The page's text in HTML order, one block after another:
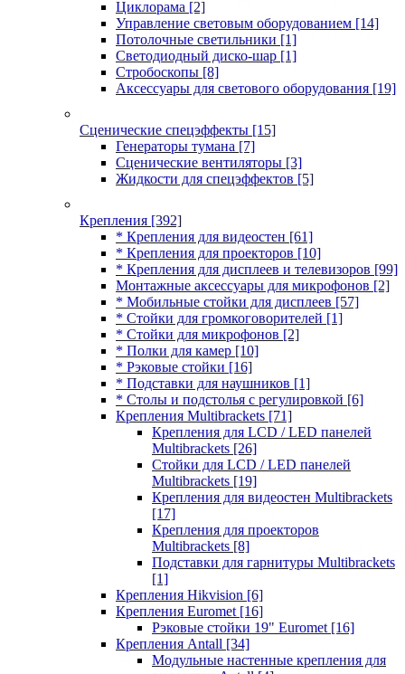
Циклорама [2]
Управление световым оборудованием [14]
Потолочные светильники [1]
Светодиодный диско-шар [1]
Стробоскопы [8]
Аксессуары для светового оборудования [19]
Сценические спецэффекты [15]
Генераторы тумана [7]
Сценические вентиляторы [3]
Жидкости для спецэффектов [5]
Крепления [392]
* Крепления для видеостен [61]
* Крепления для проекторов [10]
* Крепления для дисплеев и телевизоров [99]
Монтажные аксессуары для микрофонов [2]
* Мобильные стойки для дисплеев [57]
* Стойки для громкоговорителей [1]
* Стойки для микрофонов [2]
* Полки для камер [10]
* Рэковые стойки [16]
* Подставки для наушников [1]
* Столы и подстолья с регулировкой [6]
Крепления Multibrackets [71]
Крепления для LCD / LED панелей
Multibrackets [26]
Стойки для LCD / LED панелей
Multibrackets [19]
Крепления для видеостен Multibrackets
[17]
Крепления для проекторов
Multibrackets [8]
Подставки для гарнитуры Multibrackets
[1]
Крепления Hikvision [6]
Крепления Euromet [16]
Рэковые стойки 19" Euromet [16]
Крепления Antall [34]
Модульные настенные крепления для